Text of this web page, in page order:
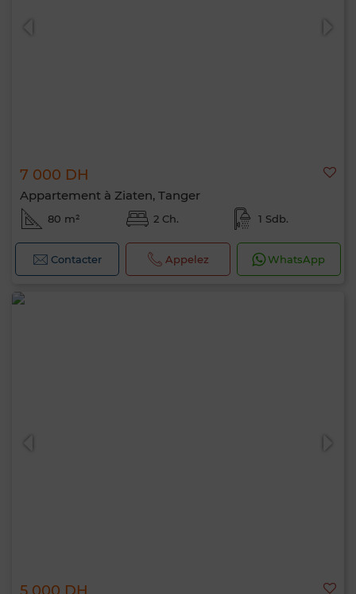
7 000 DH
Appartement à Ziaten, Tanger
80 m² 2 Ch. 1 Sdb.
Contacter Appelez WhatsApp